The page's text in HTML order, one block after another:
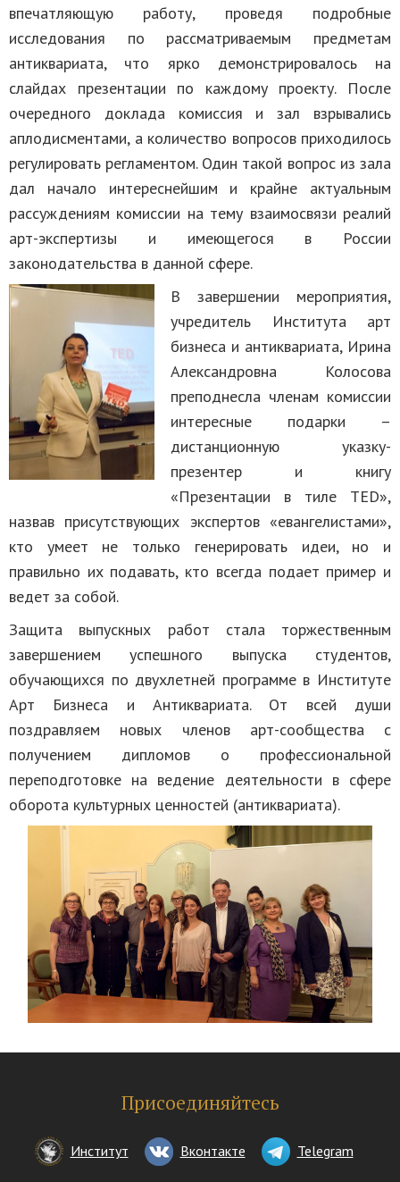
впечатляющую работу, проведя подробные
исследования по рассматриваемым предметам
антиквариата, что ярко демонстрировалось на
слайдах презентации по каждому проекту. После
очередного доклада комиссия и зал взрывались
аплодисментами, а количество вопросов приходилось
регулировать регламентом. Один такой вопрос из зала
дал начало интереснейшим и крайне актуальным
рассуждениям комиссии на тему взаимосвязи реалий
арт-экспертизы и имеющегося в России
законодательства в данной сфере.
В завершении мероприятия,
учредитель Института арт
бизнеса и антиквариата, Ирина
Александровна Колосова
преподнесла членам комиссии
интересные подарки –
дистанционную указку-
презентер и книгу
«Презентации в тиле TED»,
назвав присутствующих экспертов «евангелистами»,
кто умеет не только генерировать идеи, но и
правильно их подавать, кто всегда подает пример и
ведет за собой.
Защита выпускных работ стала торжественным
завершением успешного выпуска студентов,
обучающихся по двухлетней программе в Институте
Арт Бизнеса и Антиквариата. От всей души
поздравляем новых членов арт-сообщества с
получением дипломов о профессиональной
переподготовке на ведение деятельности в сфере
оборота культурных ценностей (антиквариата).
Присоединяйтесь
Институт Вконтакте Telegram